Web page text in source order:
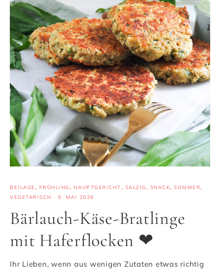
BEILAGE, FRÜHLING, HAUPTGERICHT, SALZIG, SNACK, SOMMER,
VEGETARISCH · 9. MAI 2026
Bärlauch-Käse-Bratlinge
mit Haferflocken ❤
Ihr Lieben, wenn aus wenigen Zutaten etwas richtig